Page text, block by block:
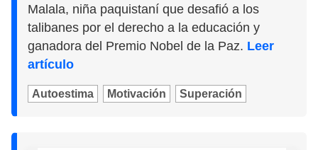
Malala, niña paquistaní que desafió a los
talibanes por el derecho a la educación y
ganadora del Premio Nobel de la Paz. Leer
artículo
Autoestima Motivación Superación